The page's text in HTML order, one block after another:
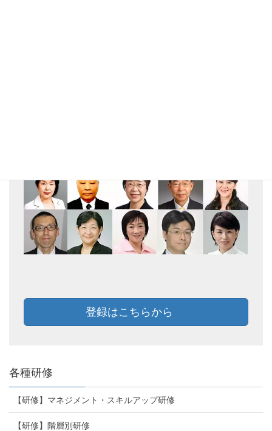
登録はこちらから
各種研修
【研修】マネジメント・スキルアップ研修
【研修】階層別研修